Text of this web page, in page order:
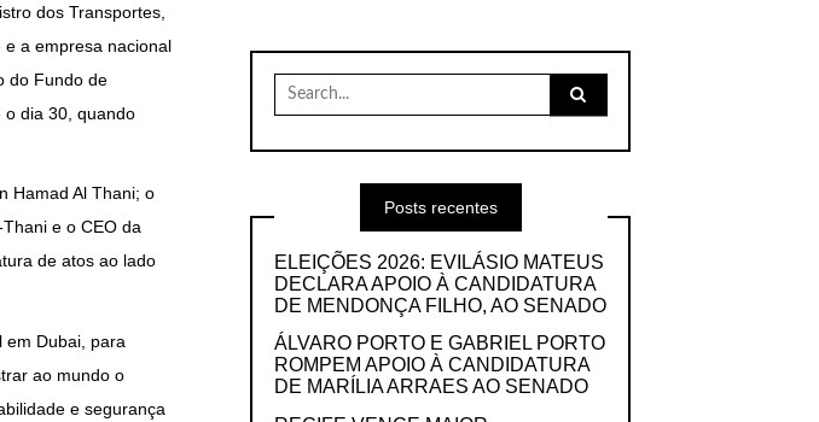
dos Transportes,
a empresa nacional
do Fundo de
o dia 30, quando
Hamad Al Thani; o
e o CEO da
de atos ao lado
em Dubai, para
ao mundo o
e segurança
Search
for:
Posts recentes
ELEIÇÕES 2026: EVILÁSIO MATEUS
DECLARA APOIO À CANDIDATURA
DE MENDONÇA FILHO, AO SENADO
ÁLVARO PORTO E GABRIEL PORTO
ROMPEM APOIO À CANDIDATURA
DE MARÍLIA ARRAES AO SENADO